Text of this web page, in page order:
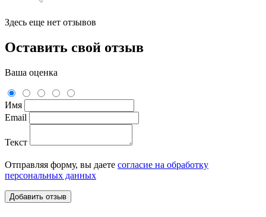
Здесь еще нет отзывов
Оставить свой отзыв
Ваша оценка
Имя
Email
Текст
Отправляя форму, вы даете согласие на обработку
персональных данных